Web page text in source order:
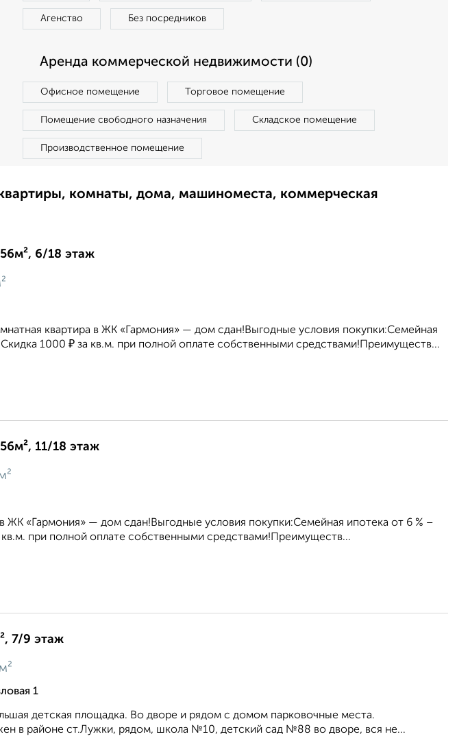
Агенство Без посредников
Аренда коммерческой недвижимости (0)
Офисное помещение Торговое помещение
Помещение свободного назначения Складское помещение
Производственное помещение
комнаты, дома, машиноместа, коммерческая
6/18 этаж
квартира в ЖК «Гармония» — дом сдан!Выгодные условия покупки:Семейная
1000 ₽ за кв.м. при полной оплате собственными средствами!Преимуществ...
11/18 этаж
ЖК «Гармония» — дом сдан!Выгодные условия покупки:Семейная ипотека от 6 % –
при полной оплате собственными средствами!Преимуществ...
7/9 этаж
1
детская площадка. Во дворе и рядом с домом парковочные места.
в районе ст.Лужки, рядом, школа №10, детский сад №88 во дворе, вся не...